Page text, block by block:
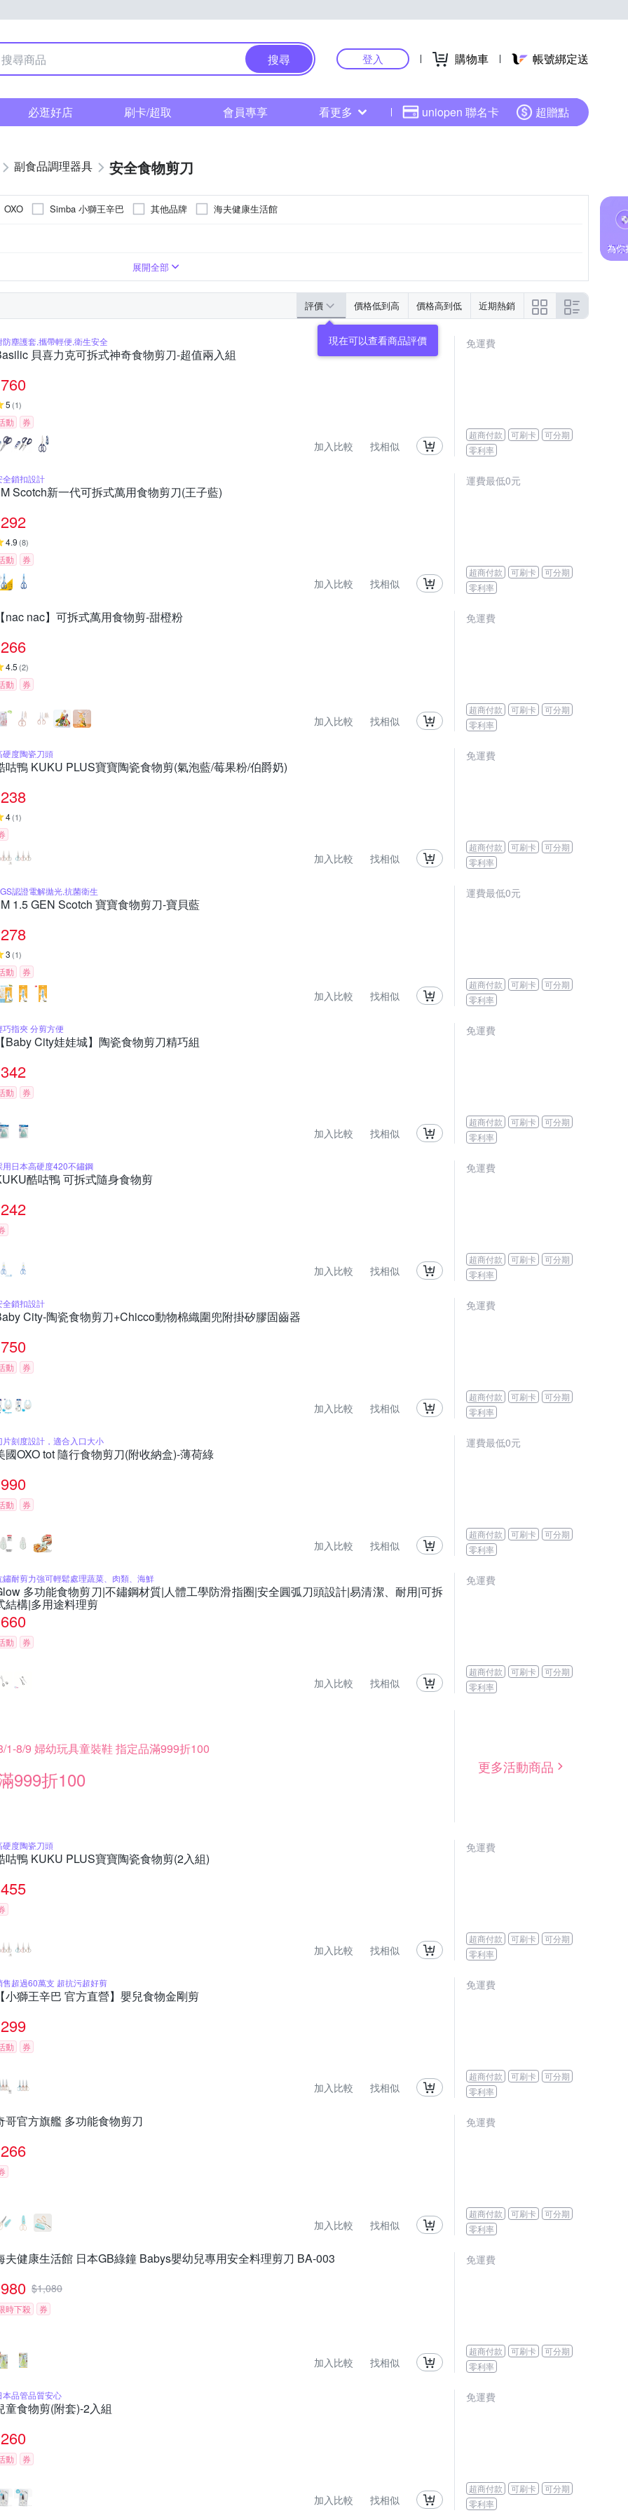
搜尋 登入 購物車 帳號綁定送
必逛好店 刷卡/超取 會員專享 看更多 uniopen 聯名卡 超贈點
副食品調理器具 安全食物剪刀
OXO Simba 小獅王辛巴 其他品牌 海夫健康生活館
展開全部
評價 價格低到高 價格高到低 近期熱銷
防塵護套,攜帶輕便,衛生安全
貝喜力克可拆式神奇食物剪刀-超值兩入組
760
5 (1)
動 券
加入比較 找相似
免運費
超商付款 可刷卡
可分期
零利率
全鎖扣設計
Scotch新一代可拆式萬用食物剪刀(王子藍)
292
4.9 (8)
動 券
加入比較 找相似
運費最低0元
超商付款 可刷卡
可分期
零利率
nac nac】可拆式萬用食物剪-甜橙粉
266
4.5 (2)
動 券
加入比較 找相似
免運費
超商付款 可刷卡
可分期
零利率
硬度陶瓷刀頭
咕鴨 KUKU PLUS寶寶陶瓷食物剪(氣泡藍/莓果粉/伯爵奶)
238
4(1)
加入比較 找相似
免運費
超商付款 可刷卡
可分期
零利率
認證電解拋光,抗菌衛生
1.5 GEN Scotch 寶寶食物剪刀-寶貝藍
278
3 (1)
動 券
加入比較 找相似
運費最低0元
超商付款 可刷卡
可分期
零利率
巧指夾 分剪方便
Baby City娃娃城】陶瓷食物剪刀精巧組
342
動 券
加入比較 找相似
免運費
超商付款 可刷卡
可分期
零利率
用日本高硬度420不鏽鋼
酷咕鴨 可拆式隨身食物剪
242
加入比較 找相似
免運費
超商付款 可刷卡
可分期
零利率
全鎖扣設計
City-陶瓷食物剪刀+Chicco動物棉織圍兜附掛矽膠固齒器
750
動 券
加入比較 找相似
免運費
超商付款 可刷卡
可分期
零利率
片刻度設計，適合入口大小
國OXO tot 隨行食物剪刀(附收納盒)-薄荷綠
990
動 券
加入比較 找相似
運費最低0元
超商付款 可刷卡
可分期
零利率
鏽耐剪力強可輕鬆處理蔬菜、肉類、海鮮
多功能食物剪刀|不鏽鋼材質|人體工學防滑指圈|安全圓弧刀頭設計|易清潔、耐用|可拆
結構|多用途料理剪
660
動 券
加入比較 找相似
免運費
超商付款 可刷卡
可分期
零利率
1-8/9 婦幼玩具童裝鞋 指定品滿999折100
999折100
更多活動商品
硬度陶瓷刀頭
咕鴨 KUKU PLUS寶寶陶瓷食物剪(2入組)
455
加入比較 找相似
免運費
超商付款 可刷卡
可分期
零利率
售超過60萬支 超抗污超好剪
小獅王辛巴 官方直營】嬰兒食物金剛剪
299
動 券
加入比較 找相似
免運費
超商付款 可刷卡
可分期
零利率
哥官方旗艦 多功能食物剪刀
266
加入比較 找相似
免運費
超商付款 可刷卡
可分期
零利率
夫健康生活館 日本GB綠鐘 Babys嬰幼兒專用安全料理剪刀 BA-003
980 $1,080
時下殺 券
加入比較 找相似
免運費
超商付款 可刷卡
可分期
零利率
本品管品質安心
童食物剪(附套)-2入組
260
動 券
加入比較 找相似
免運費
超商付款 可刷卡
可分期
零利率